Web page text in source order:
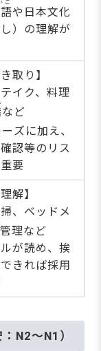
ご
や日本文化
し）の理解が
取り】
イク、料理
など
ズに加え、
認等のリス
要
解】
、ベッドメ
管理など
が読め、挨
きれば採用
N2～N1）